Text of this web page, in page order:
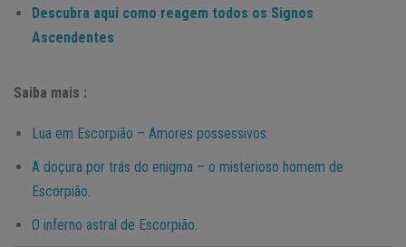
Descubra aqui como reagem todos os Signos
Ascendentes
Saiba mais :
Lua em Escorpião – Amores possessivos.
A doçura por trás do enigma – o misterioso homem de
Escorpião.
O inferno astral de Escorpião.